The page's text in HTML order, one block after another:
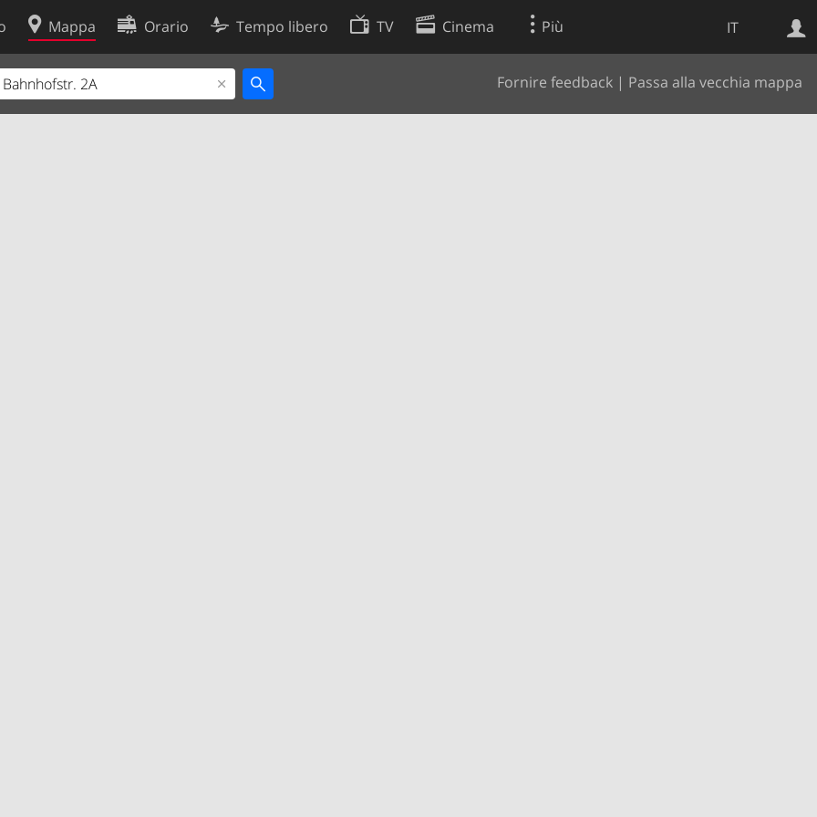
IT
Mappa Orario Tempo libero TV Cinema Più
Fornire feedback | Passa alla vecchia mappa
Ricerca Web
Politica sui cookie
Preferenze cookie